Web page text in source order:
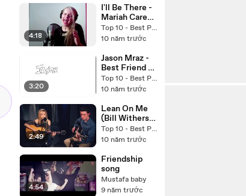
songs cover
4:18
I'll Be There -
Mariah Carey
- Jackson 5 -
Vicky Nolan
friendship
songs cover
Top 10 - Best Pop ballad songs Cover
10 năm trước
3:20
Jason Mraz -
Best Friend -
AMAZING
Animated
friendship
songs cover
Top 10 - Best Pop ballad songs Cover
10 năm trước
2:49
Lean On Me
(Bill Withers)
- Lindsay Ell &
Owen
Cover
friendship
songs cover
Top 10 - Best Pop ballad songs Cover
10 năm trước
4:54
Friendship
song
Mustafa baby
9 năm trước